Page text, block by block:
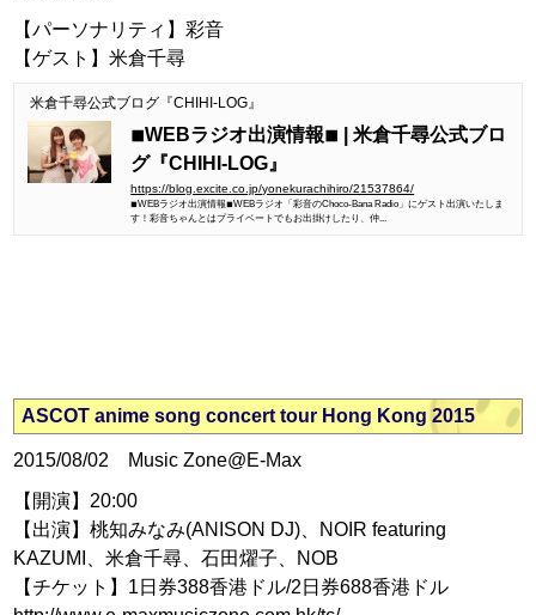
【パーソナリティ】彩音
【ゲスト】米倉千尋
米倉千尋公式ブログ『CHIHI-LOG』
◾︎WEBラジオ出演情報◾︎ | 米倉千尋公式ブロ
グ『CHIHI-LOG』
https://blog.excite.co.jp/yonekurachihiro/21537864/
◾︎WEBラジオ出演情報◾︎WEBラジオ「彩音のChoco-Bana Radio」にゲスト出演いたしま
す！彩音ちゃんとはプライベートでもお出掛けしたり、仲...
ASCOT anime song concert tour Hong Kong 2015
2015/08/02 Music Zone@E-Max
【開演】20:00
【出演】桃知みなみ(ANISON DJ)、NOIR featuring
KAZUMI、米倉千尋、石田燿子、NOB
【チケット】1日券388香港ドル/2日券688香港ドル